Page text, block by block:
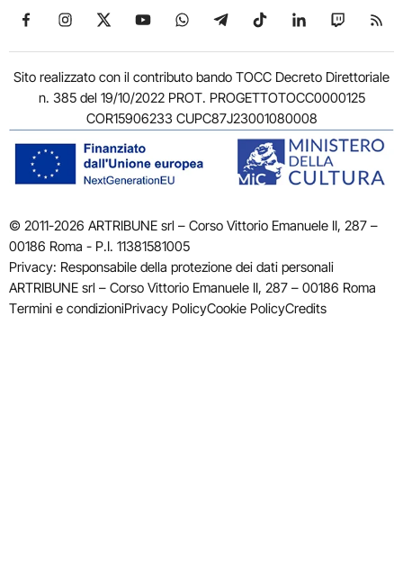
Seguici su Facebook
Seguici su Instagram
Seguici su X
Seguici su YouTube
Seguici su WhatsApp
Seguici su Telegram
Seguici su TikTok
Seguici su
Seguici
Sito realizzato con il contributo bando TOCC Decreto Direttoriale
n. 385 del 19/10/2022 PROT. PROGETTOTOCC0000125
COR15906233 CUPC87J23001080008
© 2011-2026 ARTRIBUNE srl – Corso Vittorio Emanuele II, 287 –
00186 Roma - P.I. 11381581005
Privacy: Responsabile della protezione dei dati personali
ARTRIBUNE srl – Corso Vittorio Emanuele II, 287 – 00186 Roma
Termini e condizioniPrivacy PolicyCookie PolicyCredits